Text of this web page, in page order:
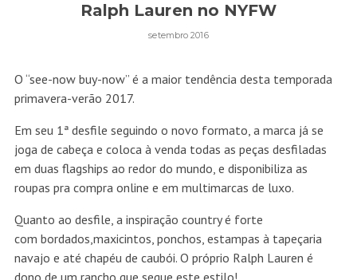
Ralph Lauren no NYFW
setembro 2016
O “see-now buy-now” é a maior tendência desta temporada
primavera-verão 2017.
Em seu 1ª desfile seguindo o novo formato, a marca já se
joga de cabeça e coloca à venda todas as peças desfiladas
em duas flagships ao redor do mundo, e disponibiliza as
roupas pra compra online e em multimarcas de luxo.
Quanto ao desfile, a inspiração country é forte
com bordados,maxicintos, ponchos, estampas à tapeçaria
navajo e até chapéu de caubói. O próprio Ralph Lauren é